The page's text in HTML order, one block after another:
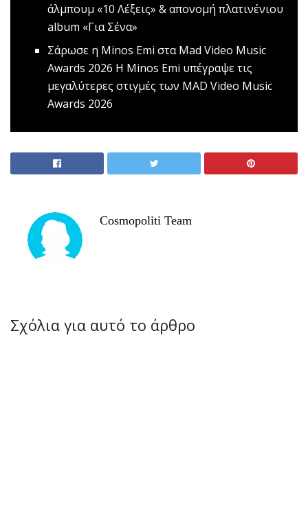
άλμπουμ «10 Λέξεις» & απονομή πλατινένιου
album «Για Σένα»
Σάρωσε η Μinos Emi στα Μad Video Music
Awards 2026 Η Minos Emi υπέγραψε τις
μεγαλύτερες στιγμές των MAD Video Music
Awards 2026
Cosmopoliti Team
Σχόλια για αυτό το άρθρο